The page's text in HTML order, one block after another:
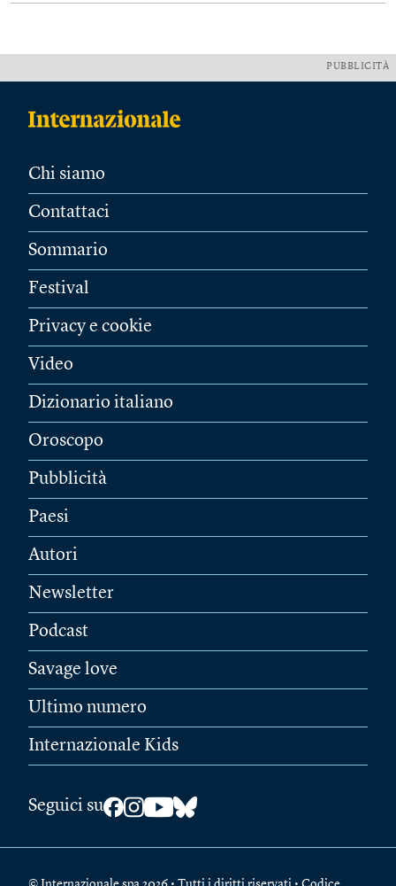
PUBBLICITÀ
Chi siamo
Contattaci
Sommario
Festival
Privacy e cookie
Video
Dizionario italiano
Oroscopo
Pubblicità
Paesi
Autori
Newsletter
Podcast
Savage love
Ultimo numero
Internazionale Kids
Seguici su